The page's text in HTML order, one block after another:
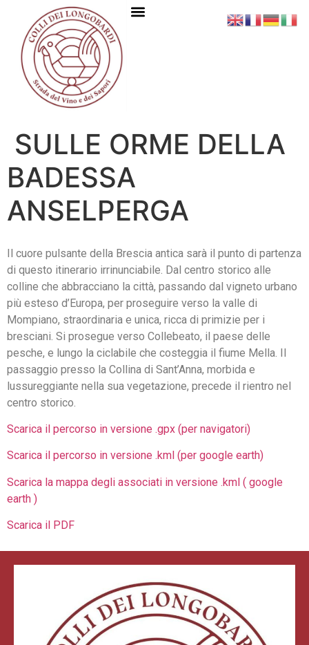
SULLE ORME DELLA
BADESSA
ANSELPERGA
Il cuore pulsante della Brescia antica sarà il punto di partenza
di questo itinerario irrinunciabile. Dal centro storico alle
colline che abbracciano la città, passando dal vigneto urbano
più esteso d’Europa, per proseguire verso la valle di
Mompiano, straordinaria e unica, ricca di primizie per i
bresciani. Si prosegue verso Collebeato, il paese delle
pesche, e lungo la ciclabile che costeggia il fiume Mella. Il
passaggio presso la Collina di Sant’Anna, morbida e
lussureggiante nella sua vegetazione, precede il rientro nel
centro storico.
Scarica il percorso in versione .gpx (per navigatori)
Scarica il percorso in versione .kml (per google earth)
Scarica la mappa degli associati in versione .kml ( google
earth )
Scarica il PDF